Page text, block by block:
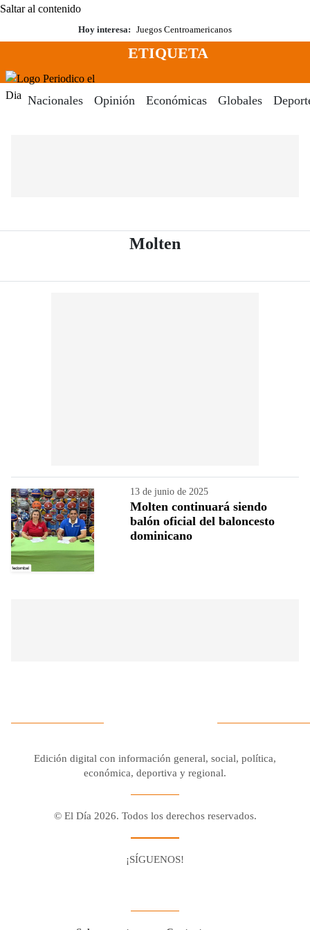
Saltar al contenido
Hoy interesa: Juegos Centroamericanos
Menú
ETIQUETA
Nacionales Opinión Económicas Globales
Molten
13 de junio de 2025
Molten continuará siendo
balón oficial del baloncesto
dominicano
Edición digital con información general, social, política,
económica, deportiva y regional.
© El Día 2026. Todos los derechos reservados.
¡SÍGUENOS!